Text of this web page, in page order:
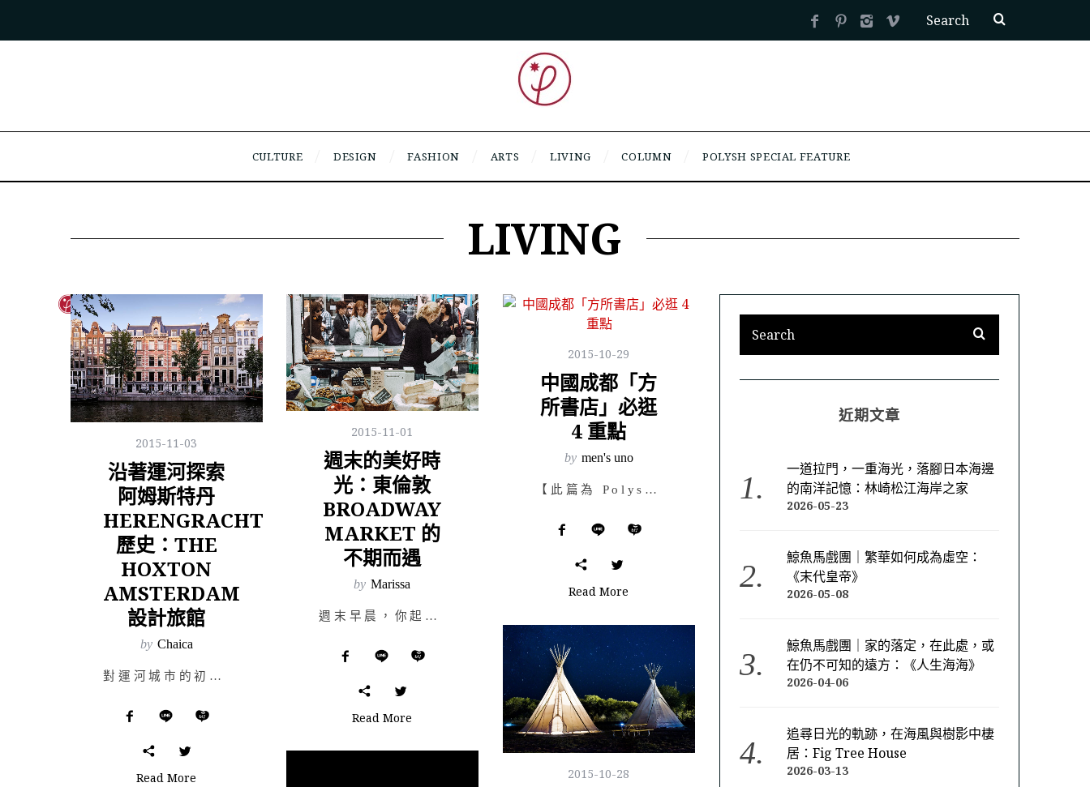
CULTURE DESIGN FASHION ARTS LIVING COLUMN POLYSH SPECIAL FEATURE
LIVING
2015-11-03
沿著運河探索
阿姆斯特丹
HERENGRACHT
歷史：THE
HOXTON
AMSTERDAM
設計旅館
by Chaica
對運河城市的初步印象是從踏上漢堡這座城市開始的：空氣裡淡淡的鹹味、鐵鏽味及輪船的汽油味，在陣陣風中交…
Read More
2015-11-01
週末的美好時
光：東倫敦
BROADWAY
MARKET 的
不期而遇
by Marissa
週末早晨，你起床，沒有計劃，思索著今天該去哪裡，做些什麼事情。就只想找個地方走走、散步，讓眼睛接受事…
Read More
2015-10-29
中國成都「方
所書店」必逛
4 重點
by men's uno
【此篇為 Polysh x men’s uno 合作文章，原文請瀏覽 men’s uno 網站】 在…
Read More
2015-10-28
近期文章
一道拉門，一重海光，落腳日本海邊
的南洋記憶：林崎松江海岸之家
2026-05-23
鯨魚馬戲團｜繁華如何成為虛空：
《末代皇帝》
2026-05-08
鯨魚馬戲團｜家的落定，在此處，或
在仍不可知的遠方：《人生海海》
2026-04-06
追尋日光的軌跡，在海風與樹影中棲
居：Fig Tree House
2026-03-13